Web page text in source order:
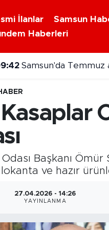
İlanlar Samsun
Haberleri
Samsunlu kızlar
Başkanı Ömür
lokanta ve hazır
27.04.2026 - 14:26
YAYINLANMA